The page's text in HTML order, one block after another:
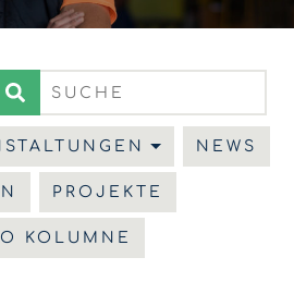
NEWS
PROJEKTE
KOLUMNE